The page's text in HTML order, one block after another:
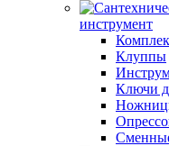
инструмент
Клуппы
Ключи